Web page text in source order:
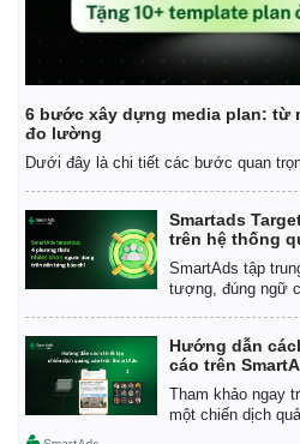
Pháp luật
Vụ án
Tin nóng
Tư vấn luật
6 bước xây dựng media plan: từ
đo lường
Dưới đây là chi tiết các bước quan
Smartads
trên hệ thống
SmartAds tập
tượng, đúng ngữ
Hướng dẫn
cáo trên
Tham khảo ngay
một chiến dịch